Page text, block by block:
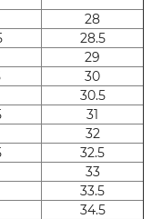
28
28.5
29
30
30.5
31
32
32.5
33
33.5
34.5